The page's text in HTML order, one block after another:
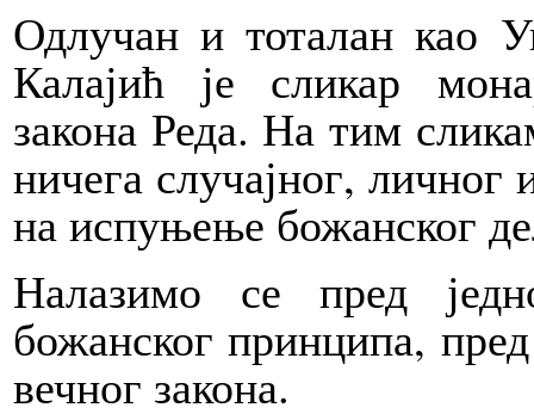
Одлучан и тоталан као
Калајић је сликар
закона Реда. На тим
ничега случајног,
на испуњење божанског
Налазимо се пред
божанског принципа,
вечног закона.